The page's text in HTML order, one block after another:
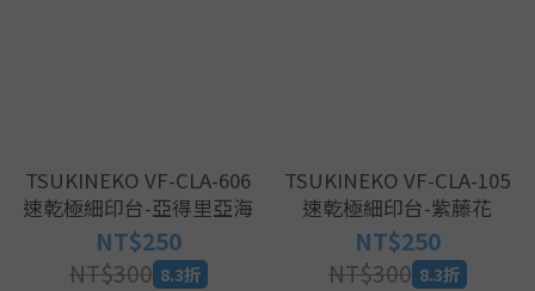
TSUKINEKO VF-CLA-606
速乾極細印台-亞得里亞海
NT$250
NT$300 8.3折
TSUKINEKO VF-CLA-105
速乾極細印台-紫藤花
NT$250
NT$300 8.3折